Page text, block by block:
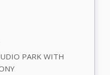
PARK WITH